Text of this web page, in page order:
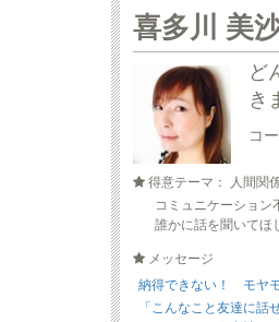
喜多川 美
ど
き
コ
得意テーマ： 人間関
コミュニケーション
誰かに話を聞いてほ
メッセージ
納得できない！ モヤ
「こんなこと友達に話